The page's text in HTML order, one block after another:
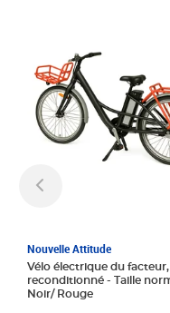
Nouvelle Attitude
Vélo électrique du facteur,
reconditionné - Taille normale -
Noir/ Rouge